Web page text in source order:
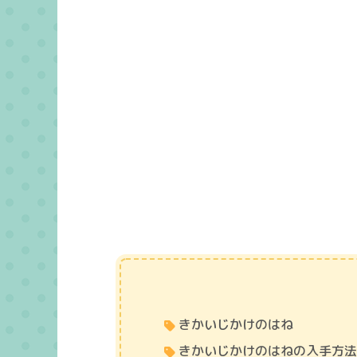
きかいじかけのはね
きかいじかけのはねの入手方法